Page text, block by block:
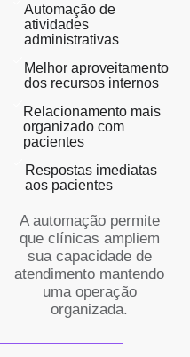
Automação de
atividades
administrativas
Melhor aproveitamento
dos recursos internos
Relacionamento mais
organizado com
pacientes
Respostas imediatas
aos pacientes
A automação permite
que clínicas ampliem
sua capacidade de
atendimento mantendo
uma operação
organizada.